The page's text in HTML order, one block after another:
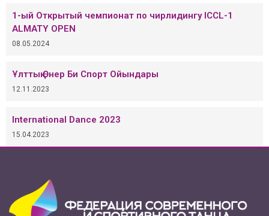
1-ый Открытый чемпионат по чирлидингу ICCL-1
ALMATY OPEN
08.05.2024
Ұлттық Өнер Би Спорт Ойындары
12.11.2023
International Dance 2023
15.04.2023